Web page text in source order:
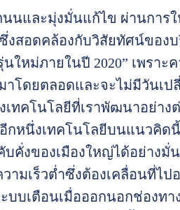
นและมุ่งมั่นแก้ไข ผ่านกา
สอดคล้องกับวิสัยทัศน์ของ
ใหม่ภายในปี 2020” เพรา
โดยตลอดและจะไม่มีวันเป
ทคโนโลยีที่เราพัฒนาอย่าง
หนึ่งเทคโนโลยีบนแนวคิดนี้
คั่งของเมืองใหญ่ได้อย่างมั่
มเร็วต่ำซึ่งต้องเคลื่อนที่ไ
ะบบเตือนเมื่อออกนอกช่องท